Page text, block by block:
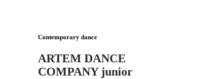
Contemporary dance
ARTEM DANCE
COMPANY junior